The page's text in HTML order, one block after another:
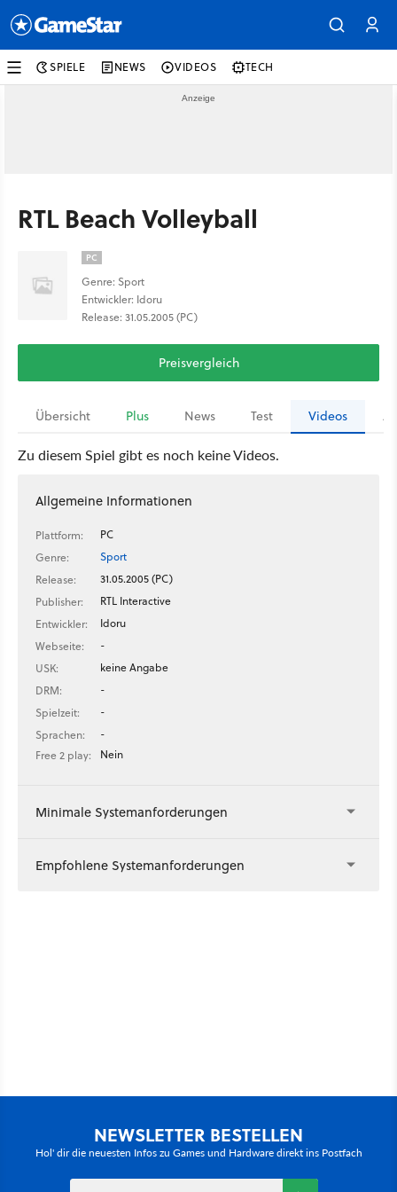
SPIELE NEWS VIDEOS TECH
RTL Beach Volleyball
PC
Genre: Sport
Entwickler: Idoru
Release: 31.05.2005 (PC)
Preisvergleich
Übersicht Plus News Test Videos
Zu diesem Spiel gibt es noch keine Videos.
Allgemeine Informationen
Plattform:
PC
Genre:
Sport
Release:
31.05.2005 (PC)
Publisher:
RTL Interactive
Entwickler:
Idoru
Webseite:
-
USK:
keine Angabe
DRM:
-
Spielzeit:
-
Sprachen:
-
Free 2 play:
Nein
Minimale Systemanforderungen
Empfohlene Systemanforderungen
NEWSLETTER BESTELLEN
Hol' dir die neuesten Infos zu Games und Hardware direkt ins Postfach